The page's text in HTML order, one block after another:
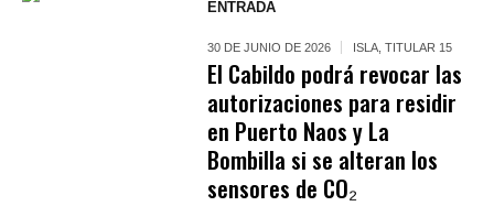
ENTRADA
30 DE JUNIO DE 2026 ISLA ,TITULAR 15
El Cabildo podrá revocar las
autorizaciones para residir
en Puerto Naos y La
Bombilla si se alteran los
sensores de CO₂